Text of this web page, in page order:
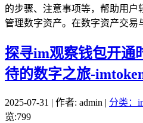
的步骤、注意事项等，帮助用
管理数字资产。在数字资产交易
探寻im观察钱包开通
待的数字之旅-
2025-07-31 | 作者: admin | 分类：
览:799